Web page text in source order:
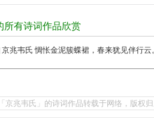
所有诗词作品欣赏
京兆韦氏 惆怅金泥簇蝶裙，春来犹见伴行
京兆韦氏」的诗词作品转载于网络，版权